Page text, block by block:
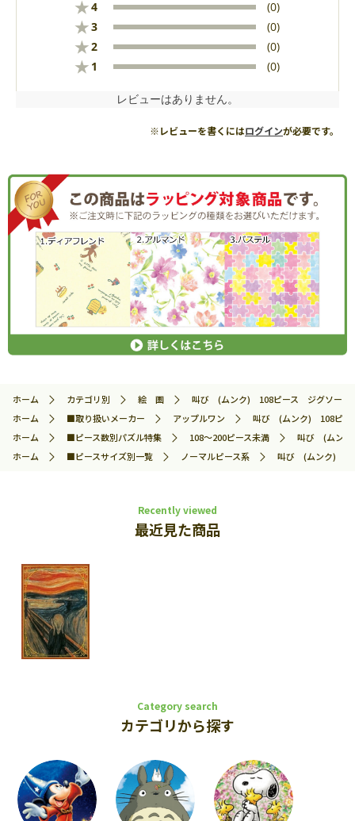
★4 (0)
★3 (0)
★2 (0)
★ 1 (0)
レビューはありません。
※レビューを書くにはログインが必要です。
ホーム カテゴリ別 絵 画
叫び (ムンク) 108ピース ジグソーパ
ホーム
■取り扱いメーカー アップルワン
叫び (ムンク) 108ピー
ホーム
■ピース数別パズル特集 108～200ピース未満
叫び (ムンク
ホーム
■ピースサイズ別一覧 ノーマルピース系 叫び (ムンク)
Recently viewed
最近見た商品
Category search
カテゴリから探す